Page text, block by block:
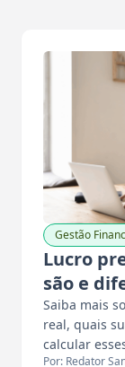
Gestão
Lucro
são e
Saiba mais
real, quais
calcular
Por: Redator